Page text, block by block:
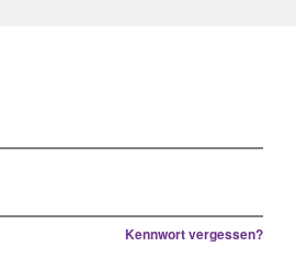
Kennwort vergessen?